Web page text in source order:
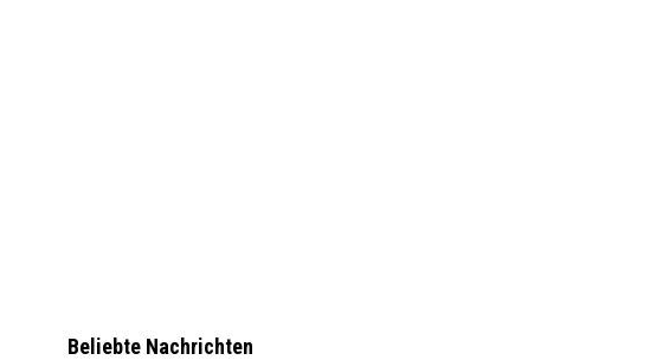
Beliebte Nachrichten